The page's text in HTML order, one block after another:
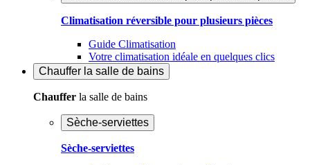
Climatisation réversible pour plusieurs pièces
Guide Climatisation
Votre climatisation idéale en quelques clics
Chauffer la salle de bains
Chauffer la salle de bains
Sèche-serviettes
Sèche-serviettes